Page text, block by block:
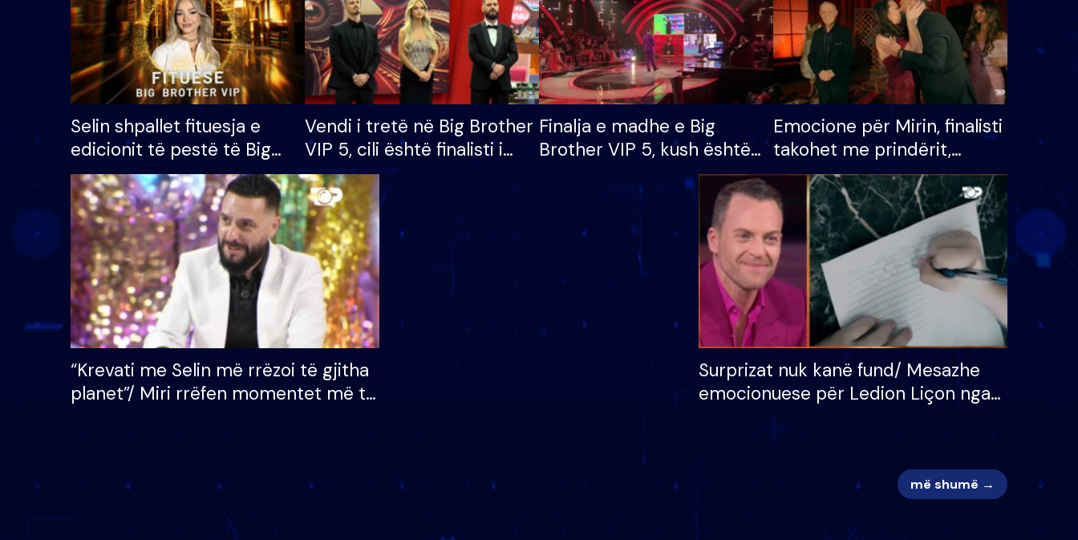
Selin shpallet fituesja e
edicionit të pestë të Big
Brother VIP, rrëmben
çmimin e madh prej 100
mijë eurosh
Vendi i tretë në Big Brother
VIP 5, cili është finalisti i
radhës që lë shtëpinë
Finalja e madhe e Big
Brother VIP 5, kush është
banori i parë që lë shtëpinë
dhe humb mundësinë për
të fituar çmimin e madh
Emocione për Mirin, finalisti
takohet me prindërit,
vajzën dhe bashkëshorten:
S’kemi ndonjë letër divorci
apo jo?
“Krevati me Selin më rrëzoi të gjitha
planet”/ Miri rrëfen momentet më të
mungojë zilja e mëngjesit kur…
Surprizat nuk kanë fund/ Mesazhe
emocionuese për Ledion Liçon nga
më shumë →